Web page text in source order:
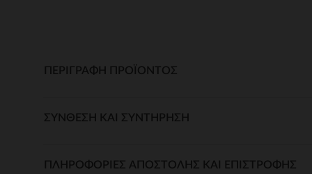
ΠΕΡΙΓΡΑΦΉ ΠΡΟΪΌΝΤΟΣ
ΣΎΝΘΕΣΗ ΚΑΙ ΣΥΝΤΉΡΗΣΗ
ΠΛΗΡΟΦΟΡΊΕΣ ΑΠΟΣΤΟΛΉΣ ΚΑΙ ΕΠΙΣΤΡΟΦΉΣ